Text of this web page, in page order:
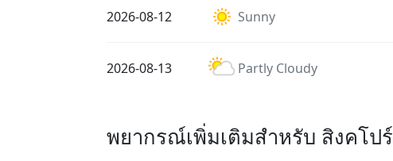
2026-08-12 Sunny
2026-08-13 Partly Cloudy
พยากรณ์เพิ่มเติมสำหรับ สิงคโปร์